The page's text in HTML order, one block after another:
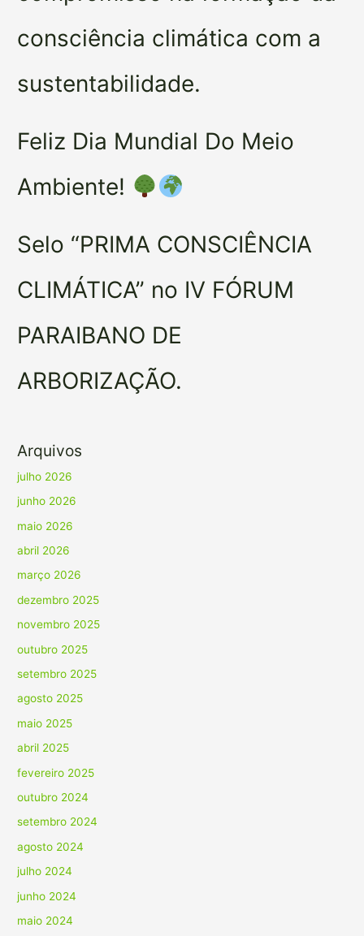
consciência climática com a
sustentabilidade.
Feliz Dia Mundial Do Meio
Ambiente!
Selo “PRIMA CONSCIÊNCIA
CLIMÁTICA” no IV FÓRUM
PARAIBANO DE
ARBORIZAÇÃO.
Arquivos
julho 2026
junho 2026
maio 2026
abril 2026
março 2026
dezembro 2025
novembro 2025
outubro 2025
setembro 2025
agosto 2025
maio 2025
abril 2025
fevereiro 2025
outubro 2024
setembro 2024
agosto 2024
julho 2024
junho 2024
maio 2024